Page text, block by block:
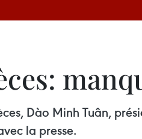
Dào Minh Tuân,
la presse.